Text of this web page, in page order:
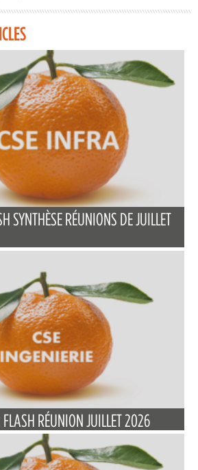
SYNTHÈSE RÉUNIONS DE JUILLET
FLASH RÉUNION JUILLET 2026